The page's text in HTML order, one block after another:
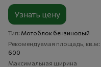
Узнать цену
Тип Мотоблок бензиновый
Рекомендуемая площадь, кв.м
600
Максимальная ширина